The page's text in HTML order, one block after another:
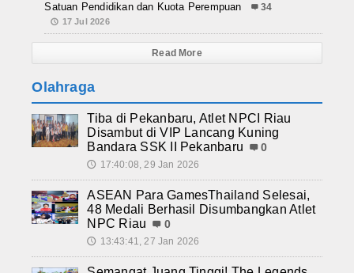
Satuan Pendidikan dan Kuota Perempuan
34
17 Jul 2026
Read More
Olahraga
Tiba di Pekanbaru, Atlet NPCI Riau
Disambut di VIP Lancang Kuning
Bandara SSK II Pekanbaru
0
🕔 17:40:08, 29 Jan 2026
ASEAN Para GamesThailand Selesai,
48 Medali Berhasil Disumbangkan Atlet
NPC Riau
0
🕔 13:43:41, 27 Jan 2026